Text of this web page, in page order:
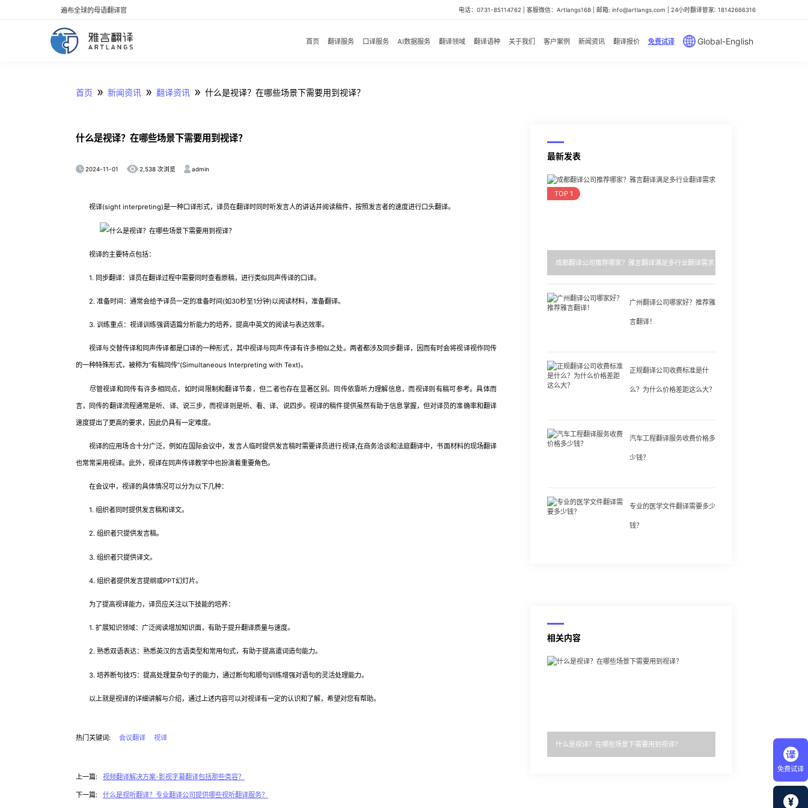
免费试译
遍布全球的母语翻译官 电话：0731-85114762 | 客服微信：Artlangs168 | 邮箱: info@artlangs.com | 24小时翻译管家: 18142666316
首页 翻译服务 口译服务 AI数据服务 翻译领域 翻译语种 关于我们 客户案例 新闻资讯 翻译报价 免费试译 Global-English
首页 » 新闻资讯 » 翻译资讯 » 什么是视译？在哪些场景下需要用到视译？
什么是视译？在哪些场景下需要用到视译？
2024-11-01 2,538 次浏览 admin
视译(sight interpreting)是一种口译形式，译员在翻译时同时听发言人的讲话并阅读稿件，按照发言者的速度进行口头翻译。
视译的主要特点包括：
1. 同步翻译：译员在翻译过程中需要同时查看原稿，进行类似同声传译的口译。
2. 准备时间：通常会给予译员一定的准备时间(如30秒至1分钟)以阅读材料，准备翻译。
3. 训练重点：视译训练强调语篇分析能力的培养，提高中英文的阅读与表达效率。
视译与交替传译和同声传译都是口译的一种形式，其中视译与同声传译有许多相似之处。两者都涉及同步翻译，因而有时会将视译视作同传
的一种特殊形式，被称为“有稿同传”(Simultaneous Interpreting with Text)。
尽管视译和同传有许多相同点，如时间限制和翻译节奏，但二者也存在显著区别。同传依靠听力理解信息，而视译则有稿可参考。具体而
言，同传的翻译流程通常是听、译、说三步，而视译则是听、看、译、说四步。视译的稿件提供虽然有助于信息掌握，但对译员的准确率和翻译
速度提出了更高的要求，因此仍具有一定难度。
视译的应用场合十分广泛，例如在国际会议中，发言人临时提供发言稿时需要译员进行视译;在商务洽谈和法庭翻译中，书面材料的现场翻译
也常常采用视译。此外，视译在同声传译教学中也扮演着重要角色。
在会议中，视译的具体情况可以分为以下几种：
1. 组织者同时提供发言稿和译文。
2. 组织者只提供发言稿。
3. 组织者只提供译文。
4. 组织者提供发言提纲或PPT幻灯片。
为了提高视译能力，译员应关注以下技能的培养：
1. 扩展知识领域：广泛阅读增加知识面，有助于提升翻译质量与速度。
2. 熟悉双语表达：熟悉英汉的言语类型和常用句式，有助于提高遣词造句能力。
3. 培养断句技巧：提高处理复杂句子的能力，通过断句和顺句训练增强对语句的灵活处理能力。
以上就是视译的详细讲解与介绍，通过上述内容可以对视译有一定的认识和了解，希望对您有帮助。
热门关键词: 会议翻译 视译
上一篇: 视频翻译解决方案-影视字幕翻译包括那些类容？
下一篇: 什么是视听翻译？专业翻译公司提供哪些视听翻译服务？
最新发表
TOP 1
成都翻译公司推荐哪家？雅言翻译满足多行业翻译需求
广州翻译公司哪家好？推荐雅
言翻译！
正规翻译公司收费标准是什
么？为什么价格差距这么大？
汽车工程翻译服务收费价格多
少钱？
专业的医学文件翻译需要多少
钱？
相关内容
什么是视译？在哪些场景下需要用到视译？